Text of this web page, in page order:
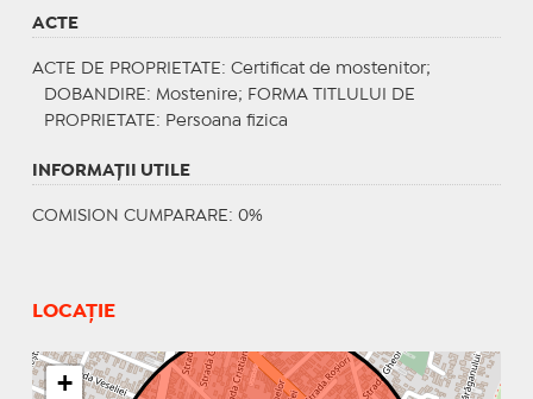
ACTE
ACTE DE PROPRIETATE : Certificat de mostenitor;
DOBANDIRE : Mostenire; FORMA TITLULUI DE
PROPRIETATE : Persoana fizica
INFORMAŢII UTILE
COMISION CUMPARARE: 0%
LOCAȚIE
+